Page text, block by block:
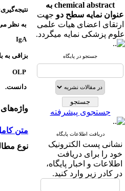
chemical abstract به
عنوان نمایه سطح دو جهت
ارتقای اعضای هیات علمی
علوم پزشکی نمایه میگردد.
جستجو در پایگاه
جستجوی پیشرفته
دریافت اطلاعات پایگاه
نشانی پست الکترونیک
خود را برای دریافت
اطلاعات و اخبار پایگاه،
در کادر زیر وارد کنید.
نتیجه‌گیری
به نظر
IgA
بزاقی به
OLP
دانست.
متن
نوع